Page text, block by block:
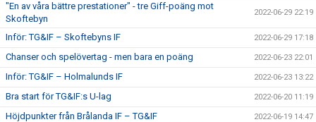
"En av våra bättre prestationer" - tre Giff-poäng mot
Skoftebyn
2022-06-29 22:19
Inför: TG&IF – Skoftebyns IF 2022-06-29 17:18
Chanser och spelövertag - men bara en poäng 2022-06-23 22:01
Inför: TG&IF – Holmalunds IF 2022-06-23 13:22
Bra start för TG&IF:s U-lag 2022-06-20 11:19
Höjdpunkter från Brålanda IF – TG&IF 2022-06-19 14:47